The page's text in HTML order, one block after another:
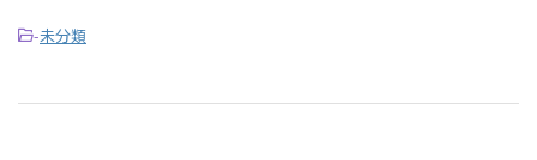
-未分類